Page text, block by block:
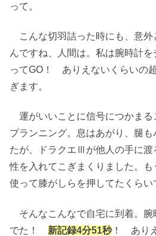
って。
こんな切羽詰った時にも、意外
んですね、人間は。私は腕時計
ってGO！ ありえないくらいの
ぎます。
運がいいことに信号につかまる
プランニング。息はあがり、腿
たが、ドラクエⅢが他人の手に渡
性を入れてこぎまくりました。
使って膝がしらを押してたくらい
そんなこんなで自宅に到着。腕
でた！ 新記録4分51秒！ あり